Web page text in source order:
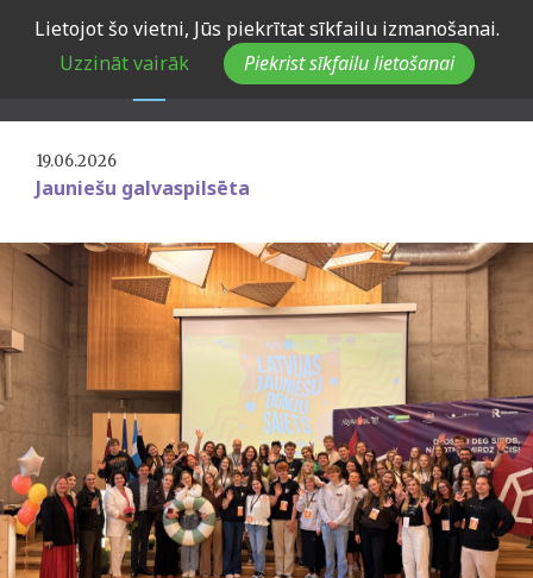
Lietojot šo vietni, Jūs piekrītat sīkfailu izmanošanai.
Uzzināt vairāk
Piekrist sīkfailu lietošanai
19.06.2026
Jauniešu galvaspilsēta
Rēzeknē aizvadīts Jauniešu
domju saiets 2026